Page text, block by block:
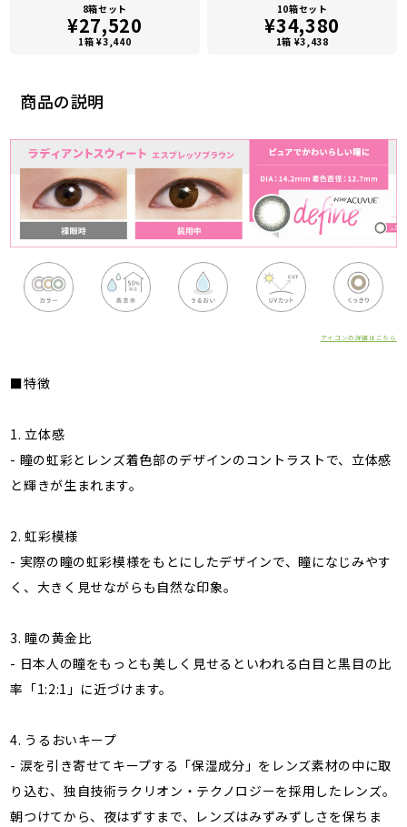
商品の説明
アイコンの詳細はこちら
■特徴
1. 立体感
- 瞳の虹彩とレンズ着色部のデザインのコントラストで、立体感
と輝きが生まれます。
2. 虹彩模様
- 実際の瞳の虹彩模様をもとにしたデザインで、瞳になじみやす
く、大きく見せながらも自然な印象。
3. 瞳の黄金比
- 日本人の瞳をもっとも美しく見せるといわれる白目と黒目の比
率「1:2:1」に近づけます。
4. うるおいキープ
- 涙を引き寄せてキープする「保湿成分」をレンズ素材の中に取
り込む、独自技術ラクリオン・テクノロジーを採用したレンズ。
朝つけてから、夜はずすまで、レンズはみずみずしさを保ちま
8箱セット
¥27,520
1箱 ¥3,440
10箱セット
¥34,380
1箱 ¥3,438